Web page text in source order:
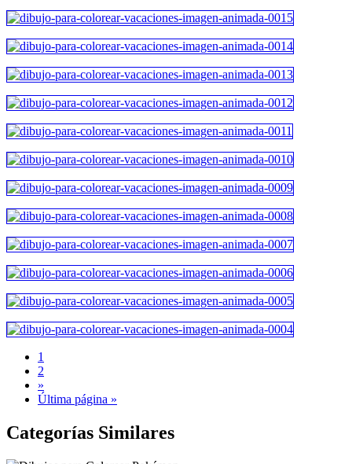
1
2
»
Última página »
Categorías Similares